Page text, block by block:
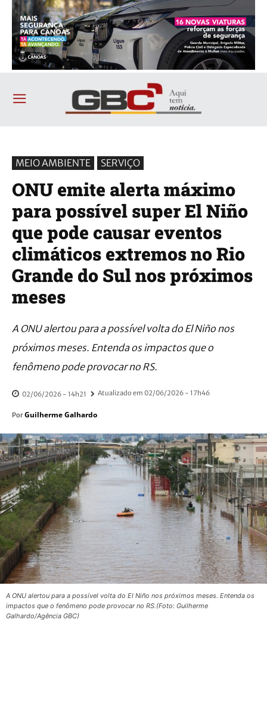
MEIO AMBIENTE SERVIÇO
ONU emite alerta máximo
para possível super El Niño
que pode causar eventos
climáticos extremos no Rio
Grande do Sul nos próximos
meses
A ONU alertou para a possível volta do El Niño nos
próximos meses. Entenda os impactos que o
fenômeno pode provocar no RS.
02/06/2026 - 14h21 Atualizado em 02/06/2026 - 17h46
Por Guilherme Galhardo
A ONU alertou para a possível volta do El Niño nos próximos meses. Entenda os
impactos que o fenômeno pode provocar no RS.(Foto: Guilherme
Galhardo/Agência GBC)